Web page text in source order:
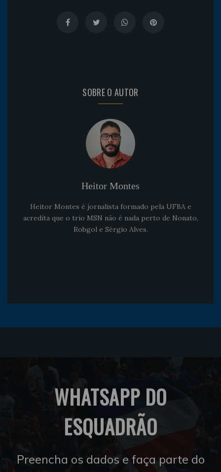
SOBRE O AUTOR
Heitor Montes
Heitor Montes é jornalista formado pela UFBA e
acredita que o trio MSN não é nada perto de Nonato,
Robgol e Sérgio Alves.
WHATSAPP DO
ESQUADRÃO
Preencha os dados e faça parte do